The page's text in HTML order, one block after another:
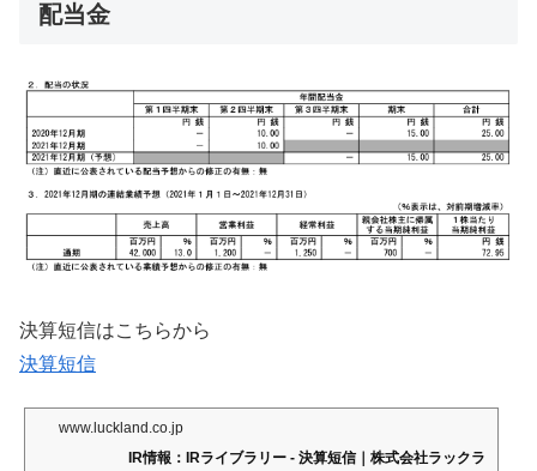
配当金
決算短信はこちらから
決算短信
www.luckland.co.jp
IR情報：IRライブラリー - 決算短信｜株式会社ラックラ